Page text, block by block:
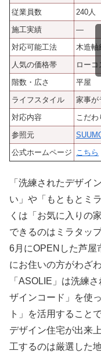
従業員数
240人
施工実績
―
対応可能工法
木造軸
人気の価格帯
ロー
階数・広さ
平屋
ライフスタイル
家事が
対応内容
こだわ
参照元
公式ホームページ こちら
「洗練されたデザイ
い」や「もともとミ
くは「お気に入りの
できるのはミラタッ
6月にOPENした芦屋
にお住いの方がわざ
「ASOLIE」は洗練
ザインコード」を使
ト」を活用すること
デザイン住宅が出来
工するのは厳選した